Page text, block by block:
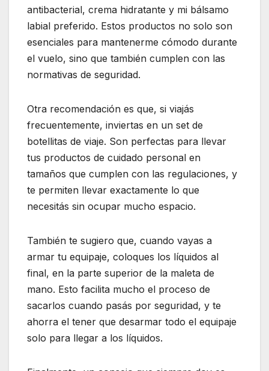
antibacterial, crema hidratante y mi bálsamo
labial preferido. Estos productos no solo son
esenciales para mantenerme cómodo durante
el vuelo, sino que también cumplen con las
normativas de seguridad.
Otra recomendación es que, si viajás
frecuentemente, inviertas en un set de
botellitas de viaje. Son perfectas para llevar
tus productos de cuidado personal en
tamaños que cumplen con las regulaciones, y
te permiten llevar exactamente lo que
necesitás sin ocupar mucho espacio.
También te sugiero que, cuando vayas a
armar tu equipaje, coloques los líquidos al
final, en la parte superior de la maleta de
mano. Esto facilita mucho el proceso de
sacarlos cuando pasás por seguridad, y te
ahorra el tener que desarmar todo el equipaje
solo para llegar a los líquidos.